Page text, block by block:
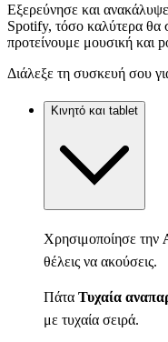
Εξερεύνησε και
Spotify, τόσο καλύτερα θα
προτείνουμε μουσική και
Διάλεξε τη συσκευή σου
Κινητό και tablet
Χρησιμοποίησε την
θέλεις να ακούσεις.
Πάτα Τυχαία
με τυχαία σειρά.